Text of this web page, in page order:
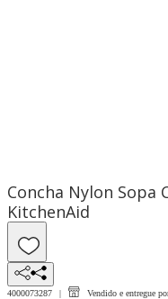
Concha Nylon Sopa
KitchenAid
4000073287 Vendido e entregue